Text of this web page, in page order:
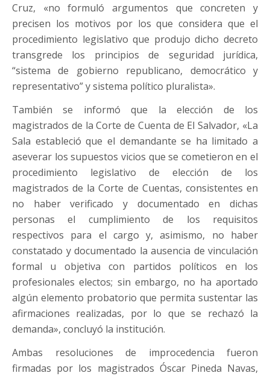
Cruz, «no formuló argumentos que concreten y
precisen los motivos por los que considera que el
procedimiento legislativo que produjo dicho decreto
transgrede los principios de seguridad jurídica,
“sistema de gobierno republicano, democrático y
representativo” y sistema político pluralista».
También se informó que la elección de los
magistrados de la Corte de Cuenta de El Salvador, «La
Sala estableció que el demandante se ha limitado a
aseverar los supuestos vicios que se cometieron en el
procedimiento legislativo de elección de los
magistrados de la Corte de Cuentas, consistentes en
no haber verificado y documentado en dichas
personas el cumplimiento de los requisitos
respectivos para el cargo y, asimismo, no haber
constatado y documentado la ausencia de vinculación
formal u objetiva con partidos políticos en los
profesionales electos; sin embargo, no ha aportado
algún elemento probatorio que permita sustentar las
afirmaciones realizadas, por lo que se rechazó la
demanda», concluyó la institución.
Ambas resoluciones de improcedencia fueron
firmadas por los magistrados Óscar Pineda Navas,